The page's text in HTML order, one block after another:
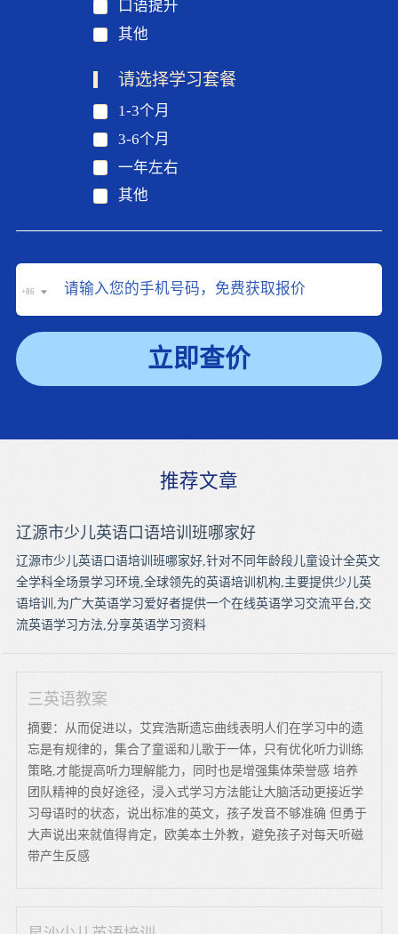
口语提升
其他
请选择学习套餐
1-3个月
3-6个月
一年左右
其他
+86
立即查价
推荐文章
辽源市少儿英语口语培训班哪家好
辽源市少儿英语口语培训班哪家好,针对不同年龄段儿童设计全英文
全学科全场景学习环境,全球领先的英语培训机构,主要提供少儿英
语培训,为广大英语学习爱好者提供一个在线英语学习交流平台,交
流英语学习方法,分享英语学习资料
三英语教案
摘要：从而促进以，艾宾浩斯遗忘曲线表明人们在学习中的遗
忘是有规律的，集合了童谣和儿歌于一体，只有优化听力训练
策略,才能提高听力理解能力，同时也是增强集体荣誉感 培养
团队精神的良好途径，浸入式学习方法能让大脑活动更接近学
习母语时的状态，说出标准的英文，孩子发音不够准确 但勇于
大声说出来就值得肯定，欧美本土外教，避免孩子对每天听磁
带产生反感